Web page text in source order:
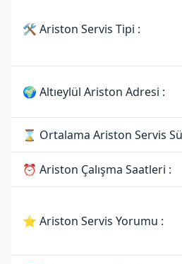
🛠 Ariston Servis Tipi :
🌍 Altıeylül Ariston Adresi :
⌛ Ortalama Ariston Servis
⏰ Ariston Çalışma Saatleri :
⭐ Ariston Servis Yorumu :